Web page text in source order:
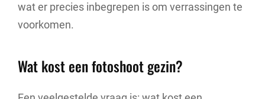
wat er precies inbegrepen is om verrassingen te
voorkomen.
Wat kost een fotoshoot gezin?